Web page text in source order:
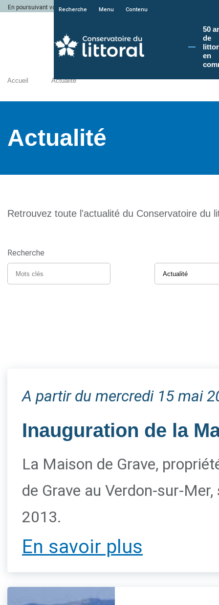
En poursuivant votre navigation sur le site du Conservatoire du littoral, vous
Recherche Menu Contenu
50
de
en
Accueil Actualité
Actualité
Retrouvez toute l'actualité du Conservatoire du
Recherche
A partir du mercredi 15 mai
Inauguration de la
La Maison de Grave,
de Grave au Verdon-sur-
2013.
En savoir plus